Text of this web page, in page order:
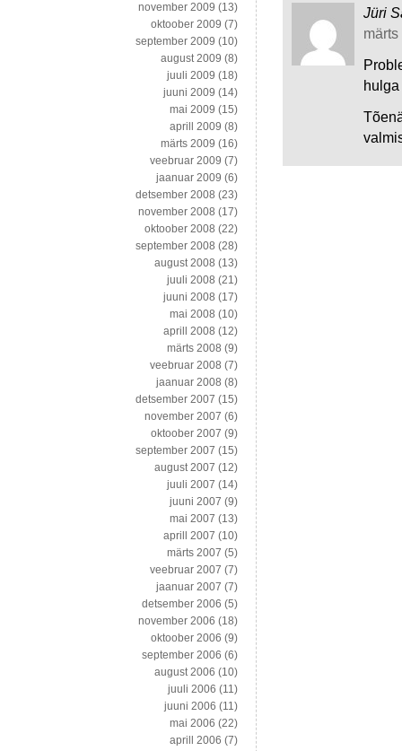
Jüri
november 2009 (13)
oktoober 2009 (7)
september 2009 (10)
august 2009 (8)
juuli 2009 (18)
juuni 2009 (14)
mai 2009 (15)
aprill 2009 (8)
märts 2009 (16)
veebruar 2009 (7)
jaanuar 2009 (6)
detsember 2008 (23)
november 2008 (17)
oktoober 2008 (22)
september 2008 (28)
august 2008 (13)
juuli 2008 (21)
juuni 2008 (17)
mai 2008 (10)
aprill 2008 (12)
märts 2008 (9)
veebruar 2008 (7)
jaanuar 2008 (8)
detsember 2007 (15)
november 2007 (6)
oktoober 2007 (9)
september 2007 (15)
august 2007 (12)
juuli 2007 (14)
juuni 2007 (9)
mai 2007 (13)
aprill 2007 (10)
märts 2007 (5)
veebruar 2007 (7)
jaanuar 2007 (7)
detsember 2006 (5)
november 2006 (18)
oktoober 2006 (9)
september 2006 (6)
august 2006 (10)
juuli 2006 (11)
juuni 2006 (11)
mai 2006 (22)
aprill 2006 (7)